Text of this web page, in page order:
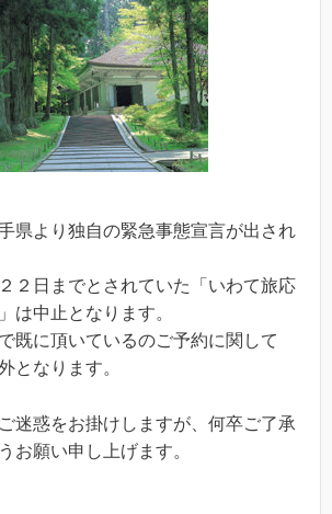
県より独自の緊急事態宣言が出され
２日までとされていた「いわて旅応
は中止となります。
既に頂いているのご予約に関して
となります。
迷惑をお掛けしますが、何卒ご了承
お願い申し上げます。